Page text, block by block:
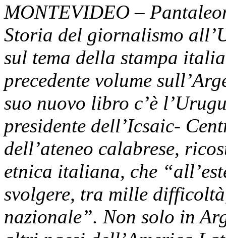
MONTEVIDEO –
Storia del giornalismo
sul tema della stampa
precedente volume
suo nuovo libro c’è
presidente dell’Icsaic-
dell’ateneo calabrese,
etnica italiana, che
svolgere, tra mille
nazionale”. Non solo in